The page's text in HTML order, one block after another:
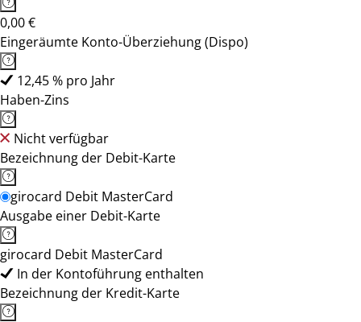
0,00 €
Eingeräumte Konto-Überziehung (Dispo)
12,45 % pro Jahr
Haben-Zins
Nicht verfügbar
Bezeichnung der Debit-Karte
girocard Debit MasterCard
Ausgabe einer Debit-Karte
girocard Debit MasterCard
In der Kontoführung enthalten
Bezeichnung der Kredit-Karte